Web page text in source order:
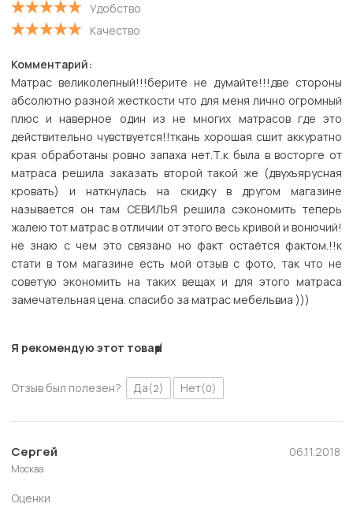
Удобство
Качество
Комментарий:
Матрас великолепный!!!берите не думайте!!!две стороны
абсолютно разной жесткости что для меня лично огромный
плюс и наверное один из не многих матрасов где это
действительно чувствуется!!ткань хорошая сшит аккуратно
края обработаны ровно запаха нет.Т.к была в восторге от
матраса решила заказать второй такой же (двухъярусная
кровать) и наткнулась на скидку в другом магазине
называется он там СЕВИЛЬЯ решила сэкономить теперь
жалею тот матрас в отличии от этого весь кривой и вонючий!
не знаю с чем это связано но факт остаётся фактом.!!к
стати в том магазине есть мой отзыв с фото, так что не
советую экономить на таких вещах и для этого матраса
замечательная цена. спасибо за матрас мебельвиа )))
Я рекомендую этот товар
Отзыв был полезен? Да(2) Нет(0)
Сергей
Москва
Оценки
06.11.2018